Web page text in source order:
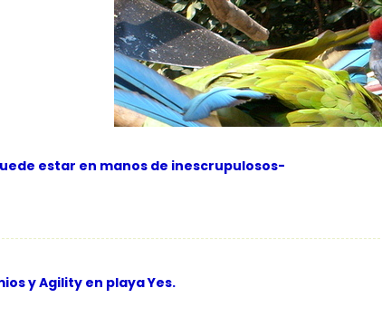
estar en manos de inescrupulosos-
y Agility en playa Yes.